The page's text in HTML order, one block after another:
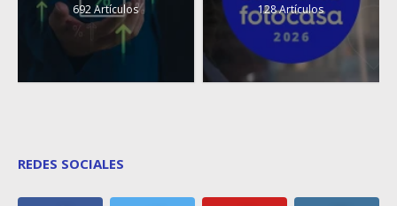
692 Artículos 128 Artículos
REDES SOCIALES